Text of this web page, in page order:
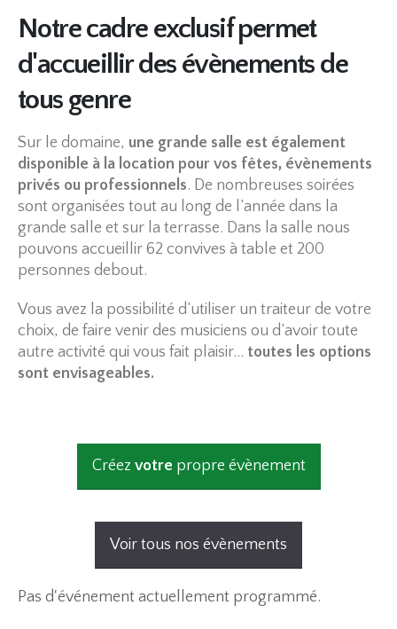
Notre cadre exclusif permet
d'accueillir des évènementsde
tous genre
Sur le domaine, une grande salle est également
disponible à la location pour vos fêtes, évènements
privés ou professionnels. De nombreuses soirées
sont organisées tout au long de l’année dans la
grande salle et sur la terrasse. Dans la salle nous
pouvons accueillir 62 convives à table et 200
personnes debout.
Vous avez la possibilité d’utiliser un traiteur de votre
choix, de faire venir des musiciens ou d’avoir toute
autre activité qui vous fait plaisir… toutes les options
sont envisageables.
Créez votre propre évènement
Voir tous nos évènements
Pas d'événement actuellement programmé.